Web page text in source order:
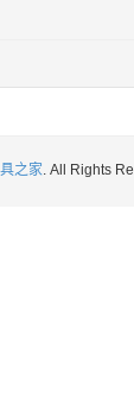
之家. All Rights